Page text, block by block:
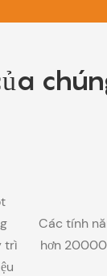
trì
Các tính
hơn